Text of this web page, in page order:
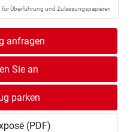
für Überführung und Zulassungspapieren
anfragen
Sie an
parken
(PDF)